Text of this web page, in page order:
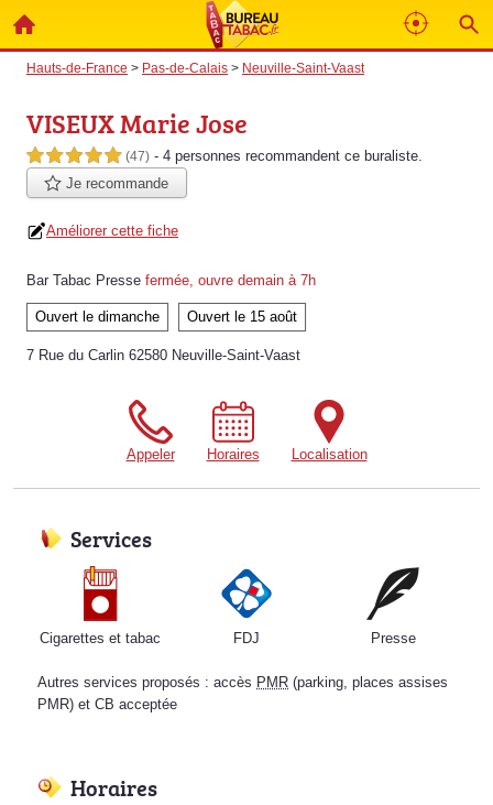
Hauts-de-France > Pas-de-Calais > Neuville-Saint-Vaast
VISEUX Marie Jose
5,0 étoiles sur 5 (47) - 4 personnes recommandent ce buraliste.
Je recommande
Améliorer cette fiche
Bar Tabac Presse fermée, ouvre demain à 7h
Ouvert le dimanche Ouvert le 15 août
7 Rue du Carlin 62580 Neuville-Saint-Vaast
Appeler Horaires Localisation
Services
Cigarettes et tabac FDJ Presse
Autres services proposés : accès PMR (parking, places assises
PMR) et CB acceptée
Horaires